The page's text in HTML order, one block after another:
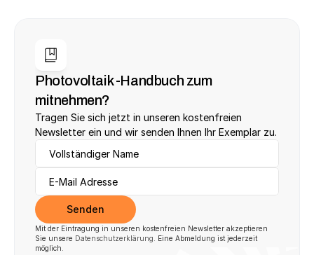
Photovoltaik -Handbuch zum
mitnehmen?
Tragen Sie sich jetzt in unseren kostenfreien
Newsletter ein und wir senden Ihnen Ihr Exemplar zu.
Senden
Mit der Eintragung in unseren kostenfreien Newsletter akzeptieren
Sie unsere Datenschutzerklärung . Eine Abmeldung ist jederzeit
möglich.